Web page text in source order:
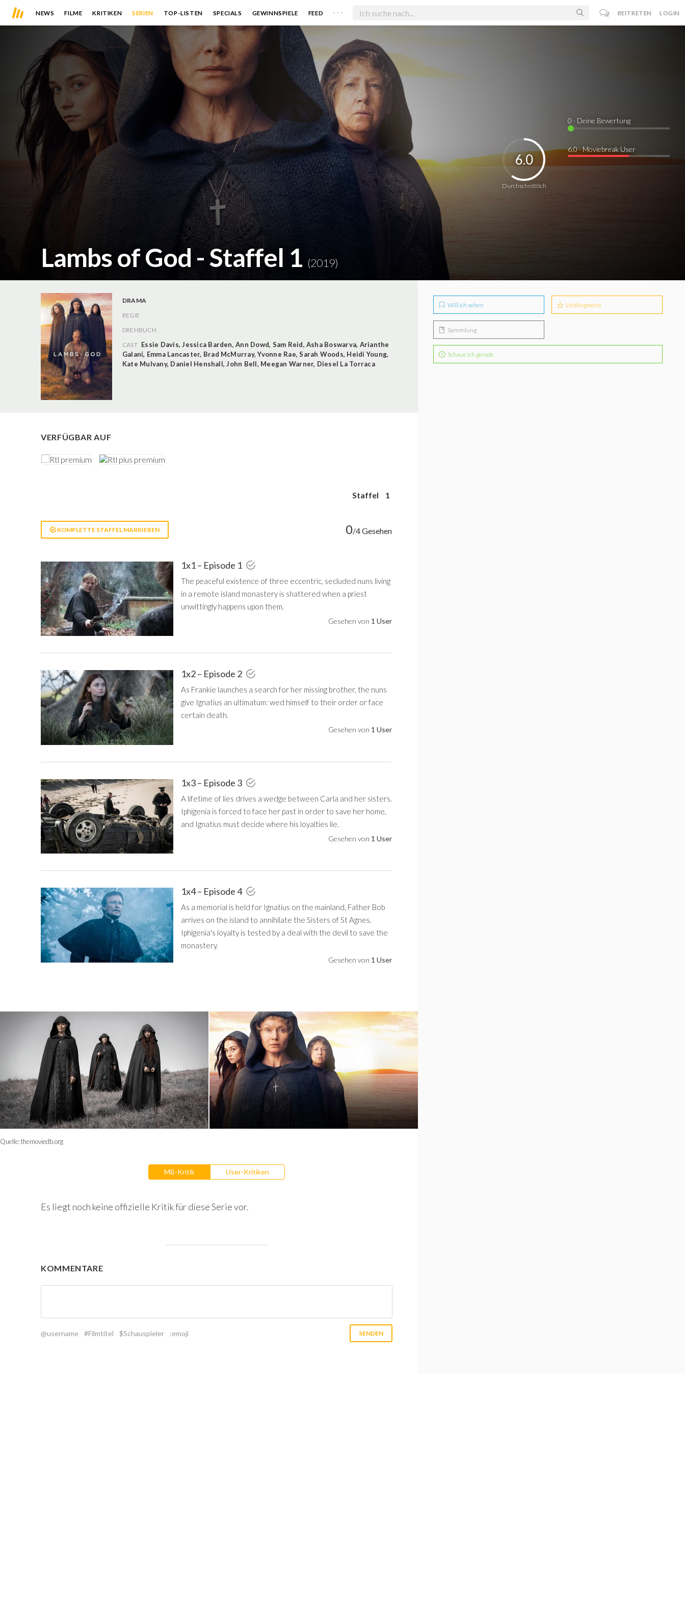
NEWS FILME KRITIKEN SERIEN TOP-LISTEN SPECIALS GEWINNSPIELE FEED . . . BEITRETEN LOGIN
Lambs of God - Staffel 1 (2019)
Durchschnittlich
6.0
0 · Deine Bewertung
6.0 · Moviebreak User
DRAMA
REGIE
DREHBUCH
CAST Essie Davis,Jessica Barden,Ann Dowd, Sam Reid,Asha Boswarva, Arianthe
Galani, Emma Lancaster, Brad McMurray,Yvonne Rae,Sarah Woods, Heidi Young,
Kate Mulvany, Daniel Henshall,John Bell, Meegan Warner, Diesel La Torraca
VERFÜGBAR AUF
Staffel 1
KOMPLETTE STAFFEL MARKIEREN 0/4 Gesehen
1x1 – Episode 1
The peaceful existence of three eccentric, secluded nuns living
in a remote island monastery is shattered when a priest
unwittingly happens upon them.
Gesehen von 1 User
1x2 – Episode 2
As Frankie launches a search for her missing brother, the nuns
give Ignatius an ultimatum: wed himself to their order or face
certain death.
Gesehen von 1 User
1x3 – Episode 3
A lifetime of lies drives a wedge between Carla and her sisters.
Iphigenia is forced to face her past in order to save her home,
and Ignatius must decide where his loyalties lie.
Gesehen von 1 User
1x4 – Episode 4
As a memorial is held for Ignatius on the mainland, Father Bob
arrives on the island to annihilate the Sisters of St Agnes.
Iphigenia's loyalty is tested by a deal with the devil to save the
monastery.
Gesehen von 1 User
Quelle:themoviedb.org
MB-Kritik User-Kritiken
Es liegt noch keine offizielle Kritik für diese Serie vor.
KOMMENTARE
@username #Filmtitel $Schauspieler :emoji
Will ich sehen Lieblingsserie
Sammlung
Schaue ich gerade